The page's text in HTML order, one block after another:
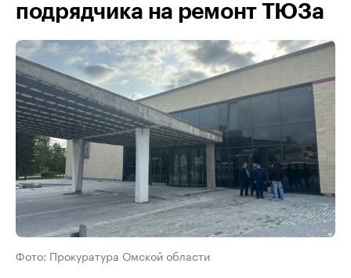
подрядчика на ремонт ТЮЗа
Фото: Прокуратура Омской области